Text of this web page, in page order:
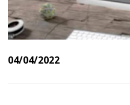
04/04/2022